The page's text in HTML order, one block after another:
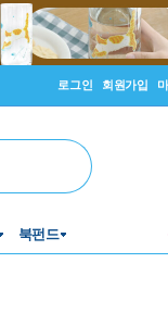
로그인 회원가입
북펀드